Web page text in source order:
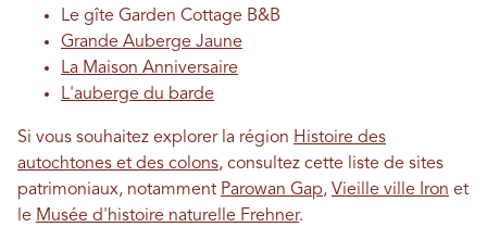
Le gîte Garden Cottage B&B
Grande Auberge Jaune
La Maison Anniversaire
L'auberge du barde
Si vous souhaitez explorer la région Histoire des
autochtones et des colons, consultez cette liste de sites
patrimoniaux, notamment Parowan Gap, Vieille ville Iron et
le Musée d'histoire naturelle Frehner.